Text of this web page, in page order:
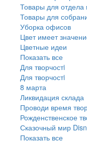
Товары для отдела
Товары для
Уборка офисов
Цвет имеет
Цветные идеи
Показать все
Для творчостi
Для творчостi
8 марта
Ликвидация склада
Проводи время
Рожденственское
Сказочный мир
Показать все